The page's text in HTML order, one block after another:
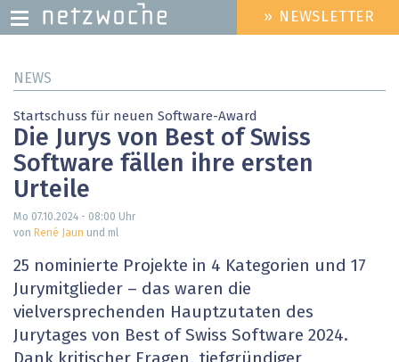
zum
HEADER
MENU
» NEWSLETTER
NEWS
Startschuss für neuen Software-Award
Die Jurys von Best of Swiss
Software fällen ihre ersten
Urteile
Mo 07.10.2024 - 08:00 Uhr
von René Jaun und ml
25 nominierte Projekte in 4 Kategorien und 17
Jurymitglieder – das waren die
vielversprechenden Hauptzutaten des
Jurytages von Best of Swiss Software 2024.